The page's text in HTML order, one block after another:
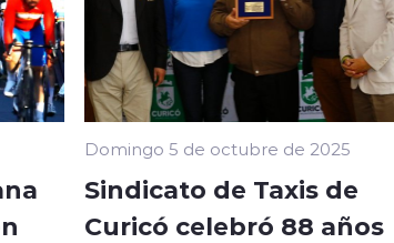
Domingo 5 de octubre de 2025
Sindicato de Taxis de
Curicó celebró 88 años